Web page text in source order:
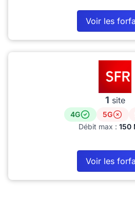
Voir les
1 site
4G 5G
Débit max : 150
Voir les